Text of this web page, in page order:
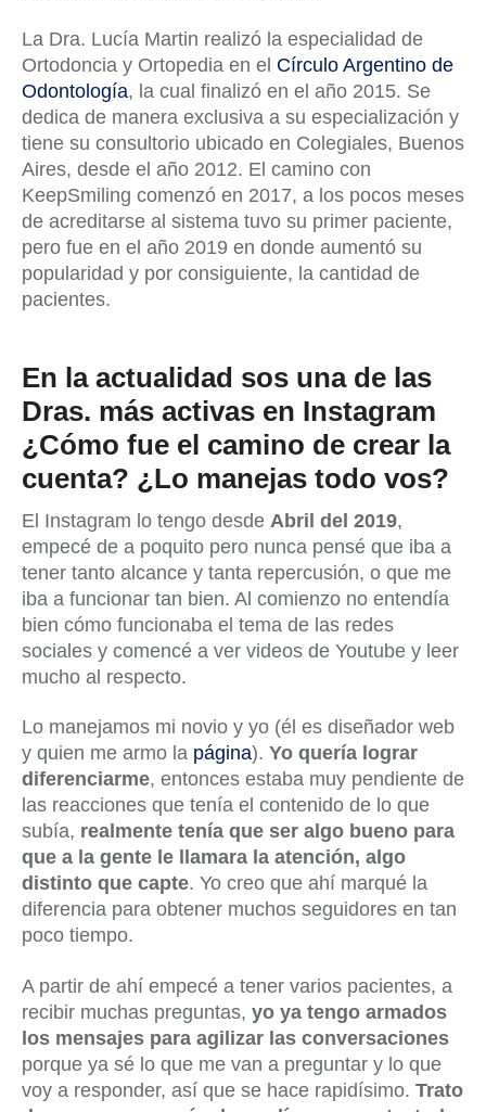
La Dra. Lucía Martin realizó la especialidad de
Ortodoncia y Ortopedia en el Círculo Argentino de
Odontología, la cual finalizó en el año 2015. Se
dedica de manera exclusiva a su especialización y
tiene su consultorio ubicado en Colegiales, Buenos
Aires, desde el año 2012. El camino con
KeepSmiling comenzó en 2017, a los pocos meses
de acreditarse al sistema tuvo su primer paciente,
pero fue en el año 2019 en donde aumentó su
popularidad y por consiguiente, la cantidad de
pacientes.
En la actualidad sos una de las
Dras. más activas en Instagram
¿Cómo fue el camino de crear la
cuenta? ¿Lo manejas todo vos?
El Instagram lo tengo desde Abril del 2019,
empecé de a poquito pero nunca pensé que iba a
tener tanto alcance y tanta repercusión, o que me
iba a funcionar tan bien. Al comienzo no entendía
bien cómo funcionaba el tema de las redes
sociales y comencé a ver videos de Youtube y leer
mucho al respecto.
Lo manejamos mi novio y yo (él es diseñador web
y quien me armo la página). Yo quería lograr
diferenciarme, entonces estaba muy pendiente de
las reacciones que tenía el contenido de lo que
subía, realmente tenía que ser algo bueno para
que a la gente le llamara la atención, algo
distinto que capte. Yo creo que ahí marqué la
diferencia para obtener muchos seguidores en tan
poco tiempo.
A partir de ahí empecé a tener varios pacientes, a
recibir muchas preguntas, yo ya tengo armados
los mensajes para agilizar las conversaciones
porque ya sé lo que me van a preguntar y lo que
voy a responder, así que se hace rapidísimo. Trato